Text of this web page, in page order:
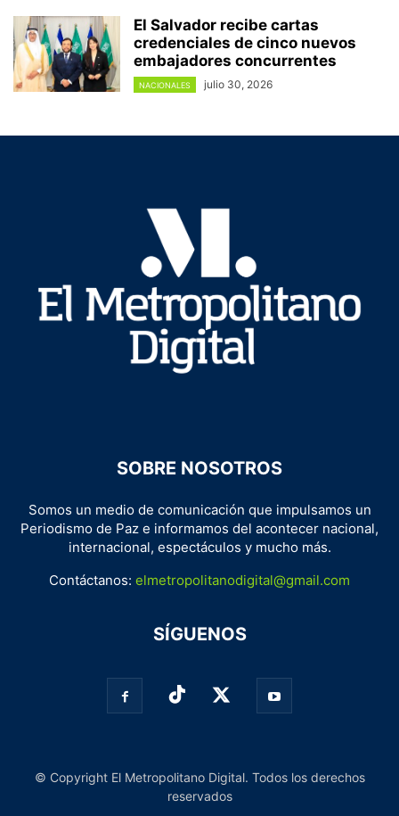
El Salvador recibe cartas
credenciales de cinco nuevos
embajadores concurrentes
NACIONALES julio 30, 2026
SOBRE NOSOTROS
Somos un medio de comunicación que impulsamos un
Periodismo de Paz e informamos del acontecer nacional,
internacional, espectáculos y mucho más.
Contáctanos: elmetropolitanodigital@gmail.com
SÍGUENOS
© Copyright El Metropolitano Digital. Todos los derechos
reservados